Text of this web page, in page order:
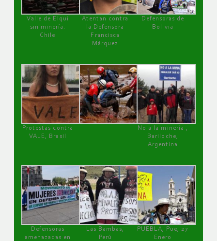
Valle de Elqui
sin minería.
Chile
Atentan contra
la Defensora
Francisca
Márquez
Defensoras de
Bolivia
Protestas contra
VALE, Brasil
No a la minería ,
Bariloche,
Argentina
Defensoras
amenazadas en
Las Bambas,
Perú
PUEBLA, Pue, 27
Enero